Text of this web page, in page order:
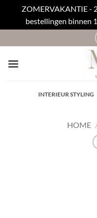
ZOMERVAKANTIE -
bestellingen binnen
naar
inhoud
INTERIEUR STYLING
HOME